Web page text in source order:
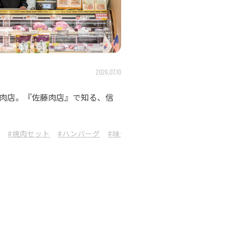
花 #長野の日本酒 #佐久の酒蔵
2026.07.10
店。『佐藤肉店』で知る、信
#焼肉セット #ハンバーグ #味付け肉